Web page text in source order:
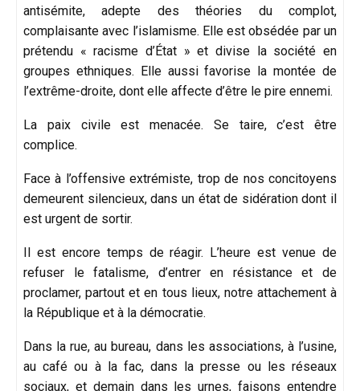
antisémite, adepte des théories du complot,
complaisante avec l’islamisme. Elle est obsédée par un
prétendu « racisme d’État » et divise la société en
groupes ethniques. Elle aussi favorise la montée de
l’extrême-droite, dont elle affecte d’être le pire ennemi.
La paix civile est menacée. Se taire, c’est être
complice.
Face à l’offensive extrémiste, trop de nos concitoyens
demeurent silencieux, dans un état de sidération dont il
est urgent de sortir.
Il est encore temps de réagir. L’heure est venue de
refuser le fatalisme, d’entrer en résistance et de
proclamer, partout et en tous lieux, notre attachement à
la République et à la démocratie.
Dans la rue, au bureau, dans les associations, à l’usine,
au café ou à la fac, dans la presse ou les réseaux
sociaux, et demain dans les urnes, faisons entendre